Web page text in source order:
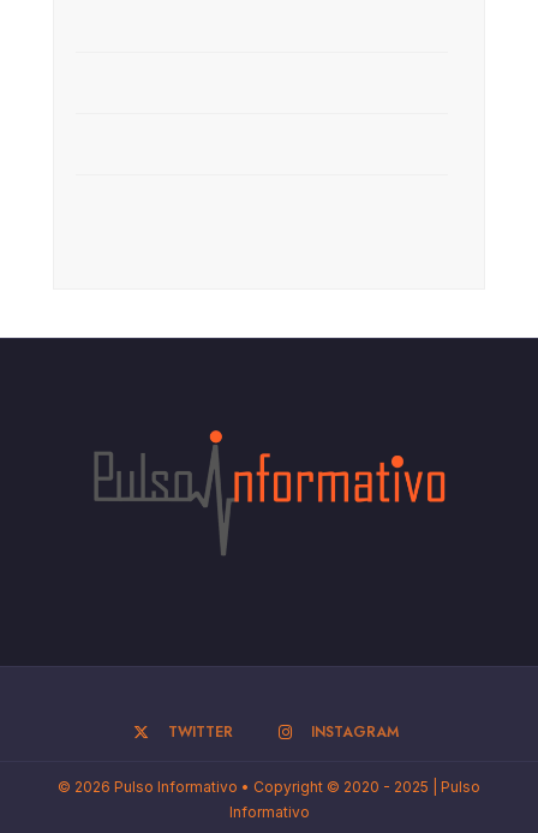
TWITTER INSTAGRAM
© 2026 Pulso Informativo • Copyright © 2020 - 2025 | Pulso
Informativo